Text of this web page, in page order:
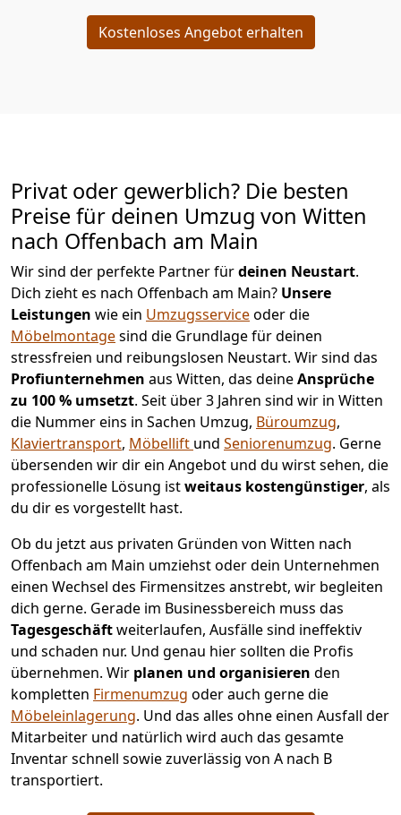
Kostenloses Angebot erhalten
Privat oder gewerblich? Die besten
Preise für deinen Umzug von Witten
nach Offenbach am Main
Wir sind der perfekte Partner fürdeinen Neustart.
Dich zieht es nach Offenbach am Main? Unsere
Leistungen wie ein Umzugsserviceoder die
Möbelmontagesind die Grundlage für deinen
stressfreien und reibungslosen Neustart. Wir sind das
Profiunternehmen aus Witten, das deineAnsprüche
zu 100 % umsetzt. Seit über 3 Jahren sind wir in Witten
die Nummer eins in Sachen Umzug, Büroumzug,
Klaviertransport, Möbellift und Seniorenumzug. Gerne
übersenden wir dir ein Angebot und du wirst sehen, die
professionelle Lösung istweitaus kostengünstiger, als
du dir es vorgestellt hast.
Ob du jetzt aus privaten Gründen von Witten nach
Offenbach am Main umziehst oder dein Unternehmen
einen Wechsel des Firmensitzes anstrebt, wir begleiten
dich gerne. Gerade im Businessbereich muss das
Tagesgeschäftweiterlaufen, Ausfälle sind ineffektiv
und schaden nur. Und genau hier sollten die Profis
übernehmen. Wir planen und organisieren den
kompletten Firmenumzug oder auch gerne die
Möbeleinlagerung. Und das alles ohne einen Ausfall der
Mitarbeiter und natürlich wird auch das gesamte
Inventar schnell sowie zuverlässig von A nach B
transportiert.